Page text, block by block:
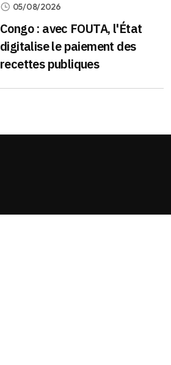
05/08/2026
Congo : avec FOUTA, l'État
digitalise le paiement des
recettes publiques